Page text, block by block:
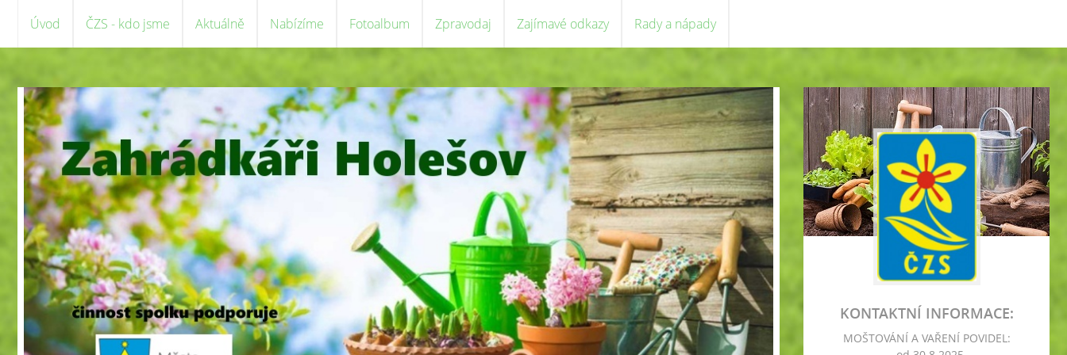
Úvod ČZS - kdo jsme Aktuálně Nabízíme Fotoalbum Zpravodaj Zajímavé odkazy Rady a nápady
KONTAKTNÍ INFORMACE:
MOŠTOVÁNÍ A VAŘENÍ POVIDEL: